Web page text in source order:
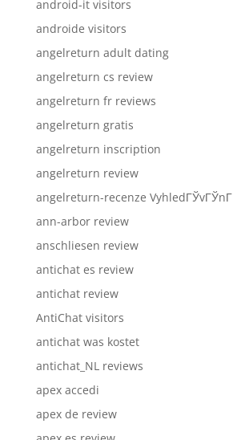
android-it visitors
androide visitors
angelreturn adult dating
angelreturn cs review
angelreturn fr reviews
angelreturn gratis
angelreturn inscription
angelreturn review
angelreturn-recenze VyhledГЎvГЎnГ­
ann-arbor review
anschliesen review
antichat es review
antichat review
AntiChat visitors
antichat was kostet
antichat_NL reviews
apex accedi
apex de review